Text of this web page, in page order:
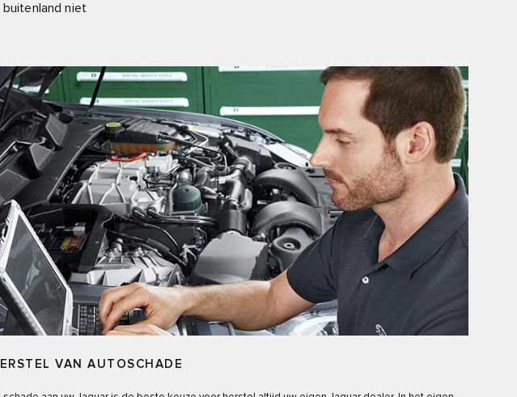
niet
VAN AUTOSCHADE